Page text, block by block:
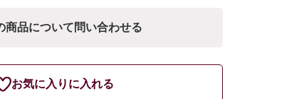
商品について問い合わせる
お気に入りに入れる